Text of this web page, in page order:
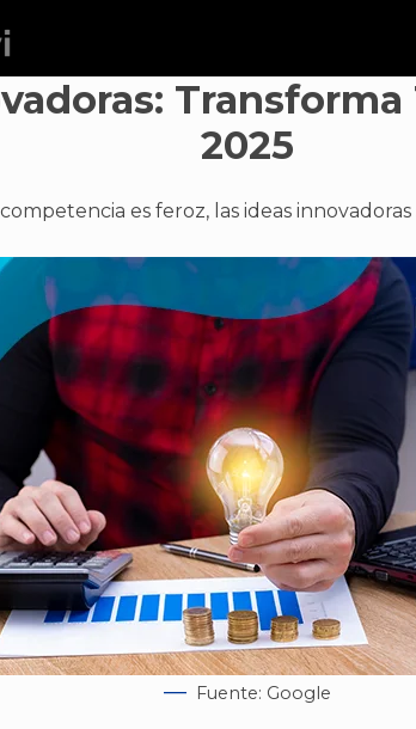
2025
es feroz, las ideas
Fuente: Google